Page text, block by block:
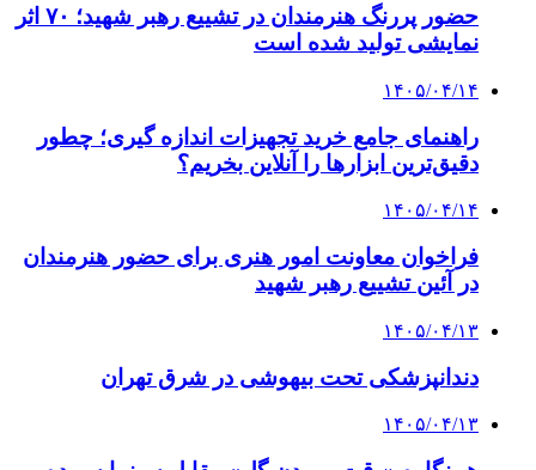
حضور پررنگ هنرمندان در تشییع رهبر شهید؛ ۷۰ اثر
نمایشی تولید شده است
۱۴۰۵/۰۴/۱۴
راهنمای جامع خرید تجهیزات اندازه گیری؛ چطور
دقیق‌ترین ابزارها را آنلاین بخریم؟
۱۴۰۵/۰۴/۱۴
فراخوان معاونت امور هنری برای حضور هنرمندان
در آئین تشییع رهبر شهید
۱۴۰۵/۰۴/۱۳
دندانپزشکی تحت بیهوشی در شرق تهران
۱۴۰۵/۰۴/۱۳